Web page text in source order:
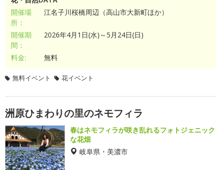
開催場
所：
江名子川桜橋周辺（高山市大新町ほか）
開催期
間：
2026年4月1日(水)～5月24日(日)
料金: 無料
無料イベント 花イベント
洲原ひまわりの里のネモフィラ
春はネモフィラが咲き乱れるフォトジェニック
な花畑
岐阜県・美濃市